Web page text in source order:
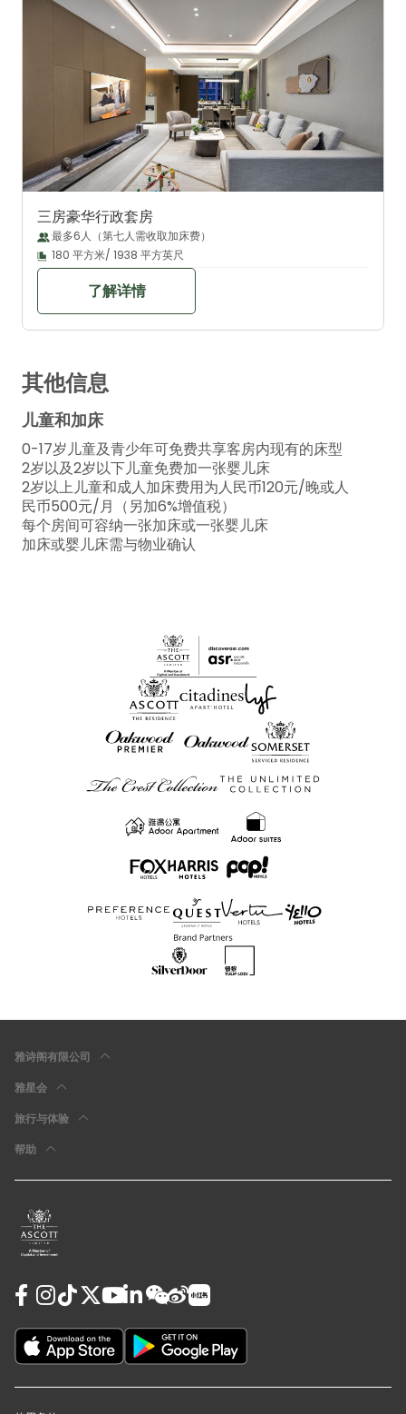
三房豪华行政套房
最多6人（第七人需收取加床费）
180 平方米/ 1938 平方英尺
了解详情
其他信息
儿童和加床
0-17岁儿童及青少年可免费共享客房内现有的床型
2岁以及2岁以下儿童免费加一张婴儿床
2岁以上儿童和成人加床费用为人民币120元/晚或人
民币500元/月（另加6%增值税）
每个房间可容纳一张加床或一张婴儿床
加床或婴儿床需与物业确认
雅诗阁有限公司
雅星会
旅行与体验
帮助